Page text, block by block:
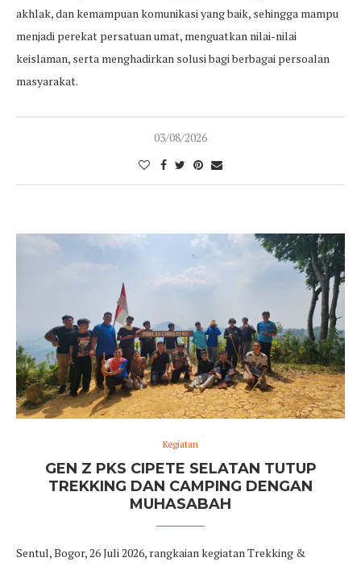
akhlak, dan kemampuan komunikasi yang baik, sehingga mampu
menjadi perekat persatuan umat, menguatkan nilai-nilai
keislaman, serta menghadirkan solusi bagi berbagai persoalan
masyarakat.
03/08/2026
Kegiatan
GEN Z PKS CIPETE SELATAN TUTUP
TREKKING DAN CAMPING DENGAN
MUHASABAH
Sentul, Bogor, 26 Juli 2026, rangkaian kegiatan Trekking &